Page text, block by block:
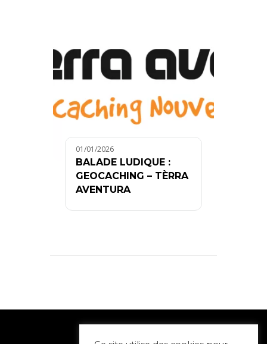
01/01/2026
BALADE LUDIQUE :
GEOCACHING – TÈRRA
AVENTURA